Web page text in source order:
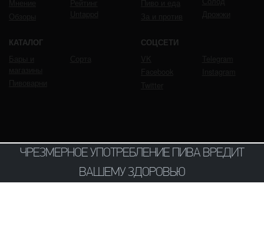
КАТАЛОГ СОЦСЕТИ
ЧРЕЗМЕРНОЕ УПОТРЕБЛЕНИЕ ПИВА ВРЕДИТ
ВАШЕМУ ЗДОРОВЬЮ